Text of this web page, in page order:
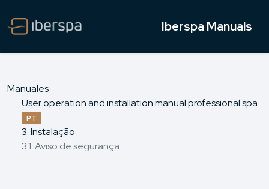
Iberspa Manuals
Manuales
User operation and installation manual professional spa
PT
3. Instalação
3.1. Aviso de segurança